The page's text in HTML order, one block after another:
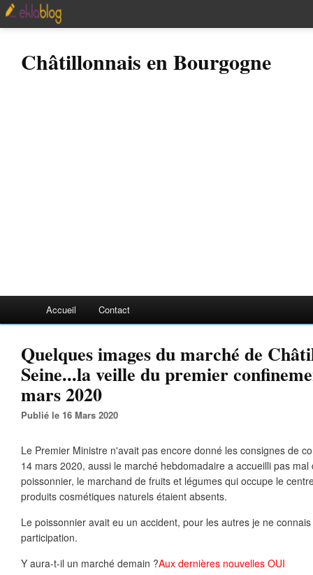
Châtillonnais en Bourgogne
Accueil Contact
Quelques images du marché de
Seine...la veille du premier
mars 2020
Publié le 16 Mars 2020
Le Premier Ministre n'avait pas encore donné les consignes de
14 mars 2020, aussi le marché hebdomadaire a accueilli pas
poissonnier, le marchand de fruits et légumes qui occupe le
produits cosmétiques naturels étaient absents.
Le poissonnier avait eu un accident, pour les autres je ne
participation.
Y aura-t-il un marché demain ?Aux dernières nouvelles OUI